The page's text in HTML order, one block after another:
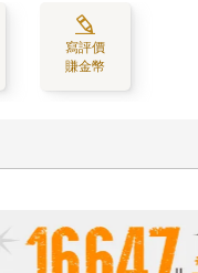
寫評價
賺金幣